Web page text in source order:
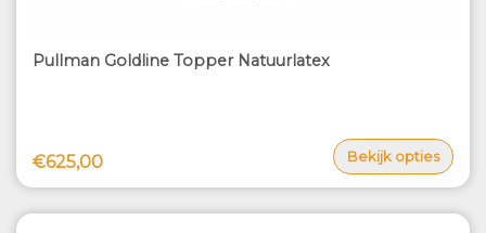
Pullman Goldline Topper Natuurlatex
€625,00 Bekijk opties